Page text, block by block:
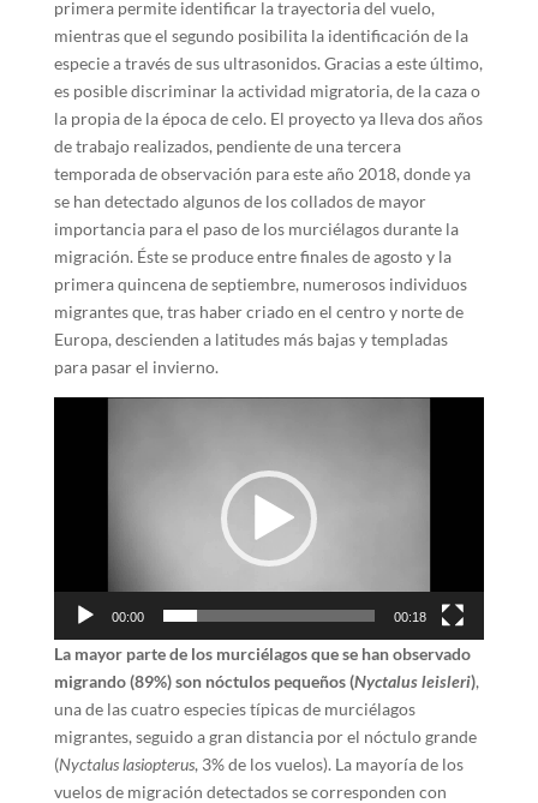
primera permite identificar la trayectoria del vuelo,
mientras que el segundo posibilita la identificación de la
especie a través de sus ultrasonidos. Gracias a este último,
es posible discriminar la actividad migratoria, de la caza o
la propia de la época de celo. El proyecto ya lleva dos años
de trabajo realizados, pendiente de una tercera
temporada de observación para este año 2018, donde ya
se han detectado algunos de los collados de mayor
importancia para el paso de los murciélagos durante la
migración. Éste se produce entre finales de agosto y la
primera quincena de septiembre, numerosos individuos
migrantes que, tras haber criado en el centro y norte de
Europa, descienden a latitudes más bajas y templadas
para pasar el invierno.
00:00 00:18
La mayor parte de los murciélagos que se han observado
migrando (89%) son nóctulos pequeños (Nyctalus leisleri),
una de las cuatro especies típicas de murciélagos
migrantes, seguido a gran distancia por el nóctulo grande
(Nyctalus lasiopterus, 3% de los vuelos). La mayoría de los
vuelos de migración detectados se corresponden con